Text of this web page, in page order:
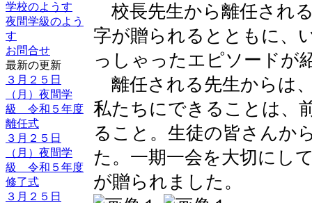
学校のようす
夜間学級のよう
す
お問合せ
最新の更新
３月２５日
（月）夜間学
級 令和５年度
離任式
３月２５日
（月）夜間学
級 令和５年度
修了式
３月２５日
校長先生から離任され
字が贈られるとともに、
っしゃったエピソードが
離任される先生からは
私たちにできることは、
ること。生徒の皆さんか
た。一期一会を大切にし
が贈られました。